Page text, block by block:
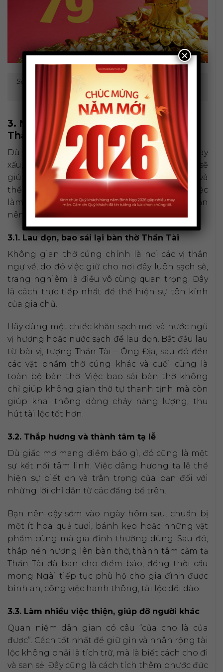
Số 79 là con số may mắn gắn liền với hình ảnh ông
Thần Tài.
3. Nên làm gì sau khi chiêm bao thấy
Thần Tài để rước lộc vào nhà?
Dù giấcchiêm bao thấy thần tài
là điềm tốt hay
xấu, việc thực hiện một số hành động sau đó sẽ
giúp bạn gia tăng may mắn, hóa giải vận xui và
thể hiện lòng thành kính. Đây là những việc
làm thiết thực mà Xưởng Bàn Thờ khuyên bạn
nên thực hiện để đón nhận trọn vẹn phúc khí.
3.1. Lau dọn, bao sái lại bàn thờ Thần Tài
Không gian thờ cúng chính là nơi các vị thần
ngự về, do đó việc giữ cho nơi đây luôn sạch sẽ,
trang nghiêm là điều vô cùng quan trọng. Đây
là cách trực tiếp nhất để thể hiện sự tôn kính
của gia chủ.
Hãy dùng một chiếc khăn sạch mới và nước ngũ
vị hương hoặc nước sạch để lau dọn. Bắt đầu lau
từ bài vị, tượng Thần Tài – Ông Địa, sau đó đến
các vật phẩm thờ cúng khác và cuối cùng là
toàn bộ bàn thờ. Việc bao sái bàn thờ không
chỉ giúp không gian thờ tự thanh tịnh mà còn
giúp khai thông dòng chảy năng lượng, thu
hút tài lộc tốt hơn.
3.2. Thắp hương và thành tâm tạ lễ
Dù giấc mơ mang điềm báo gì, đó cũng là một
sự kết nối tâm linh. Việc dâng hương tạ lễ thể
hiện sự biết ơn và trân trọng của bạn đối với
những lời chỉ dẫn từ các đấng bề trên.
Bạn nên dậy sớm vào ngày hôm sau, chuẩn bị
một ít hoa quả tươi, bánh kẹo hoặc những vật
phẩm cúng mà gia đình thường dùng. Sau đó,
thắp nén hương lên bàn thờ, thành tâm cảm tạ
Thần Tài đã ban cho điềm báo, đồng thời cầu
mong Ngài tiếp tục phù hộ cho gia đình được
bình an, công việc hanh thông, tài lộc dồi dào.
3.3. Làm nhiều việc thiện, giúp đỡ người khác
Quan niệm dân gian có câu “của cho là của
được”. Cách tốt nhất để giữ gìn và nhân rộng tài
lộc không phải là tích trữ, mà là biết cách cho đi
và san sẻ. Đây cũng là cách tích thêm phước đức
×